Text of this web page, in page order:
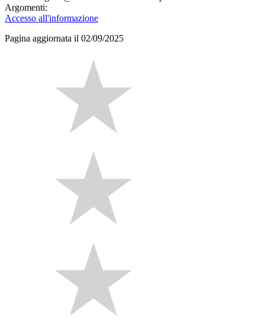
Argomenti:
Accesso all'informazione
Pagina aggiornata il 02/09/2025